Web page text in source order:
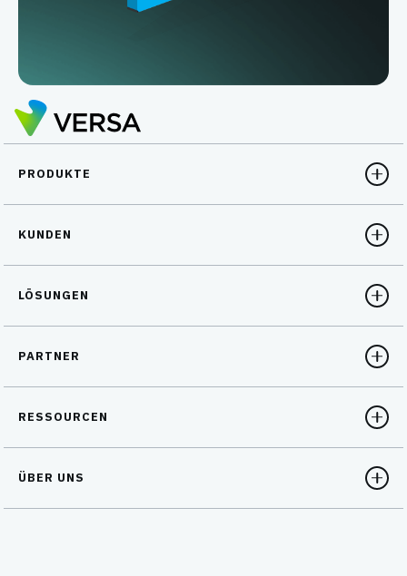
PRODUKTE
KUNDEN
LÖSUNGEN
PARTNER
RESSOURCEN
ÜBER UNS